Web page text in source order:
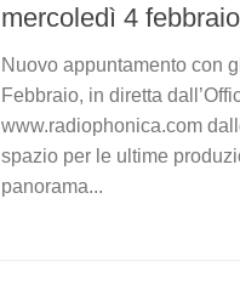
mercoledì 4
Nuovo appuntamento con
Febbraio, in diretta
www.radiophonica.com
spazio per le ultime
panorama...